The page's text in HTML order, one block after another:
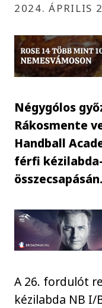
2024. ÁPRILIS
Négygólos
Rákosmente
Handball
férfi
összecsapásán.
A 26. fordulót
kézilabda NB I/